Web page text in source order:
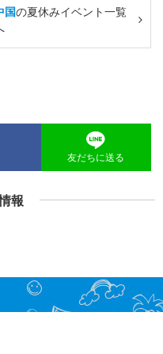
国の夏休みイベント一覧
友だちに送る
報